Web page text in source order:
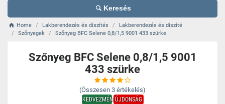
Keresés
Home Lakberendezés és díszítés
Lakberendezés és díszíté
Szőnyegek
Szőnyeg BFC Selene 0,8/1,5 9001 433 szürke
Szőnyeg BFC Selene 0,8/1,5 9001
433 szürke
(Összesen 3 értékelés)
KEDVEZMÉNYÚJDONSÁG